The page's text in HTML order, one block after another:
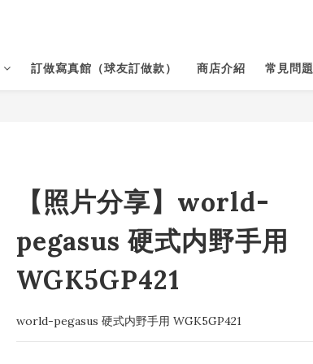
訂做寫真館（球友訂做款） 商店介紹 常見問題
【照片分享】world-
pegasus 硬式内野手用
WGK5GP421
world-pegasus 硬式内野手用 WGK5GP421